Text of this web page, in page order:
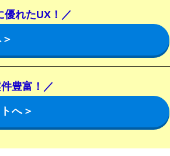
優れたUX！ ／
豊富 ！ ／
へ＞